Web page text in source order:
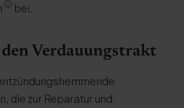
bei.
Verdauungstrakt
die zur Reparatur und